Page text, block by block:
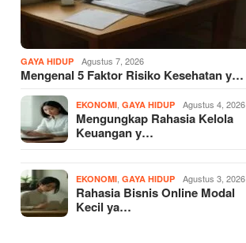
GAYA HIDUP Agustus 7, 2026
Mengenal 5 Faktor Risiko Kesehatan y…
EKONOMI ,GAYA HIDUP Agustus 4, 2026
Mengungkap Rahasia Kelola
Keuangan y…
EKONOMI ,GAYA HIDUP Agustus 3, 2026
Rahasia Bisnis Online Modal
Kecil ya…